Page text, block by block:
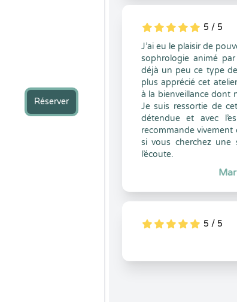
Réserver
5
1
5
0 5 / 5
J’ai eu le plaisir de
sophrologie animé
déjà un peu ce type
plus apprécié cet
à la bienveillance dont
Je suis ressortie de
détendue et avec
recommande vivement
si vous cherchez une
l’écoute.
5
1
5
0 5 / 5